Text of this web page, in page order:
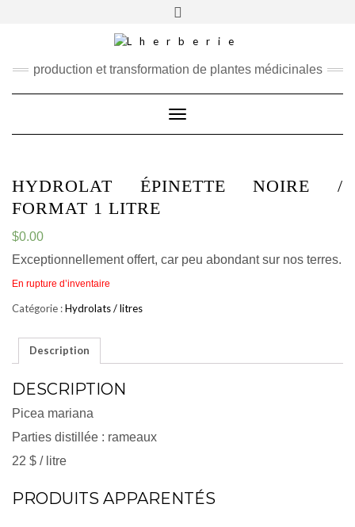
RECHERCHER
production et transformation de plantes médicinales
Toggle
Navigation
HYDROLAT ÉPINETTE NOIRE /
FORMAT 1 LITRE
$0.00
Exceptionnellement offert, car peu abondant sur nos terres.
En rupture d’inventaire
Catégorie :Hydrolats / litres
Description
DESCRIPTION
Picea mariana
Parties distillée : rameaux
22 $ / litre
PRODUITS APPARENTÉS